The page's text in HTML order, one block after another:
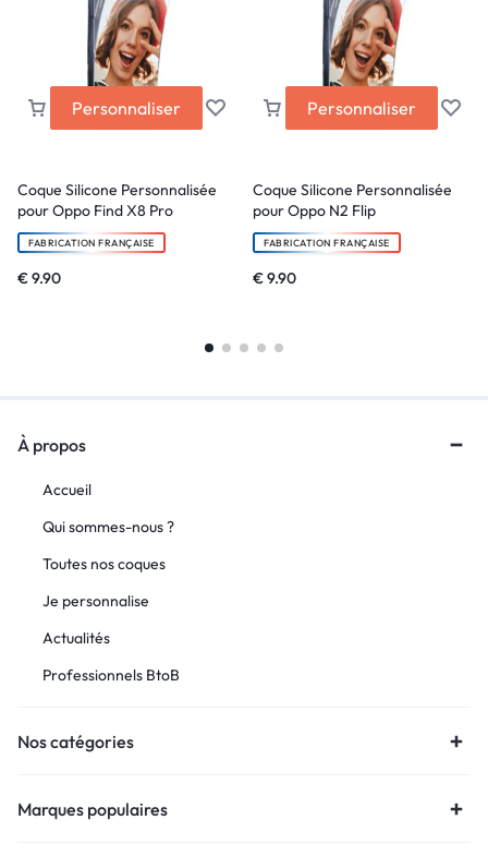
Personnaliser
Coque Silicone Personnalisée
pour Oppo Find X8 Pro
FABRICATION FRANÇAISE
€9.90
Personnaliser
Coque Silicone Personnalisée
pour Oppo N2 Flip
FABRICATION FRANÇAISE
€9.90
À propos
Accueil
Qui sommes-nous ?
Toutes nos coques
Je personnalise
Actualités
Professionnels BtoB
Nos catégories
Marques populaires